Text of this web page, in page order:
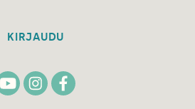
KIRJAUDU